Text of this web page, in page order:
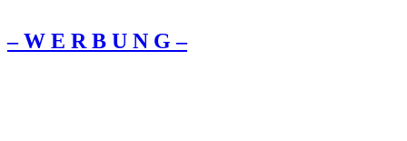
– W Ε R Β U Ν G –